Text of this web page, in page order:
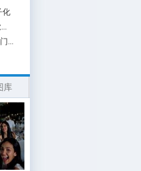
化
...
库